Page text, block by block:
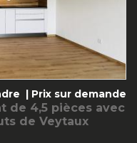
| Prix sur demande
de 4,5 pièces avec
de Veytaux